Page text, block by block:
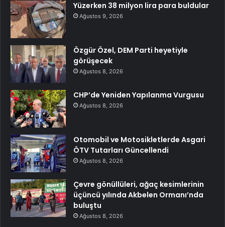
Yüzerken 38 milyon lira para buldular
Ağustos 9, 2026
Özgür Özel, DEM Parti heyetiyle
görüşecek
Ağustos 8, 2026
CHP’de Yeniden Yapılanma Vurgusu
Ağustos 8, 2026
Otomobil ve Motosikletlerde Asgari
ÖTV Tutarları Güncellendi
Ağustos 8, 2026
Çevre gönüllüleri, ağaç kesimlerinin
üçüncü yılında Akbelen Ormanı’nda
buluştu
Ağustos 8, 2026